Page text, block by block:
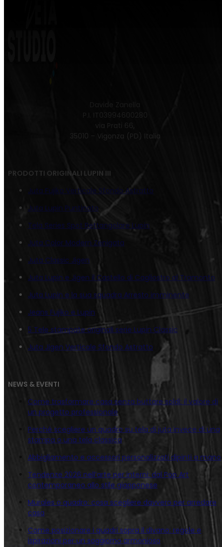
P.I. IT03994600280
via Prati 66,
35010 – Vigonza (PD) Italia
PRODOTTI ORIGINALI LUPIN III
Juta Fujiko Verticale Sfondo Astratto
Juta Lupin Puntinato
Tela Series Spot Rettangolare Lupin
Juta Color Modern Zenigata
Juta Classic Jigen
Juta Lupin e Jigen il Castello di Cagliostro al Tramonto
Juta Lupin e la sua squadra Arresto imminente
Jeans Fujiko e Lupin
5 Tele stampate originali serie Lupin Classic
Juta Jigen Verticale Sfondo Astratto
NEWS & EVENTI
Come trasformare casa senza buttare soldi: il valore di
un progetto professionale
Perché scegliere un quadro su tela di juta invece di una
stampa o una tela classica
Abbigliamento e accessori personalizzati dipinti a mano
Tendenze 2026 nell’arte per interni: dal Pop Art
contemporaneo allo stile giapponese
Murales o quadro: cosa scegliere davvero per arredare
casa
Come posizionare i quadri sopra il divano: regole e
ispirazioni per un soggiorno armonioso